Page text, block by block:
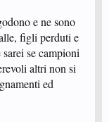
e ne sono
figli perduti e
se campioni
altri non si
ed